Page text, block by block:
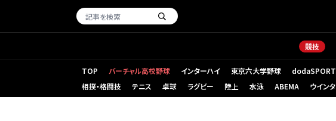
競技
TOP バーチャル高校野球 インターハイ 東京六大学野球 （新しいタブで
相撲・格闘技
テニス 卓球 ラグビー 陸上 水泳 ABEMA ウイン